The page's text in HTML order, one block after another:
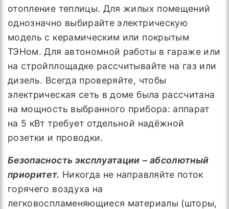
отопление теплицы. Для жилых помещений
однозначно выбирайте электрическую
модель с керамическим или покрытым
ТЭНом. Для автономной работы в гараже или
на стройплощадке рассчитывайте на газ или
дизель. Всегда проверяйте, чтобы
электрическая сеть в доме была рассчитана
на мощность выбранного прибора: аппарат
на 5 кВт требует отдельной надёжной
розетки и проводки.
Безопасность эксплуатации – абсолютный
приоритет. Никогда не направляйте поток
горячего воздуха на
легковоспламеняющиеся материалы (шторы,